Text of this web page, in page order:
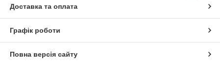
Доставка та оплата
Графік роботи
Повна версія сайту